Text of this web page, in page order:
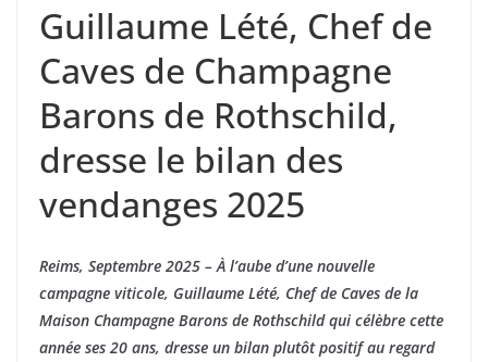
Guillaume Lété, Chef de
Caves de Champagne
Barons de Rothschild,
dresse le bilan des
vendanges 2025
Reims, Septembre 2025 – À l’aube d’une nouvelle
campagne viticole, Guillaume Lété, Chef de Caves de la
Maison Champagne Barons de Rothschild qui célèbre cette
année ses 20 ans, dresse un bilan plutôt positif au regard